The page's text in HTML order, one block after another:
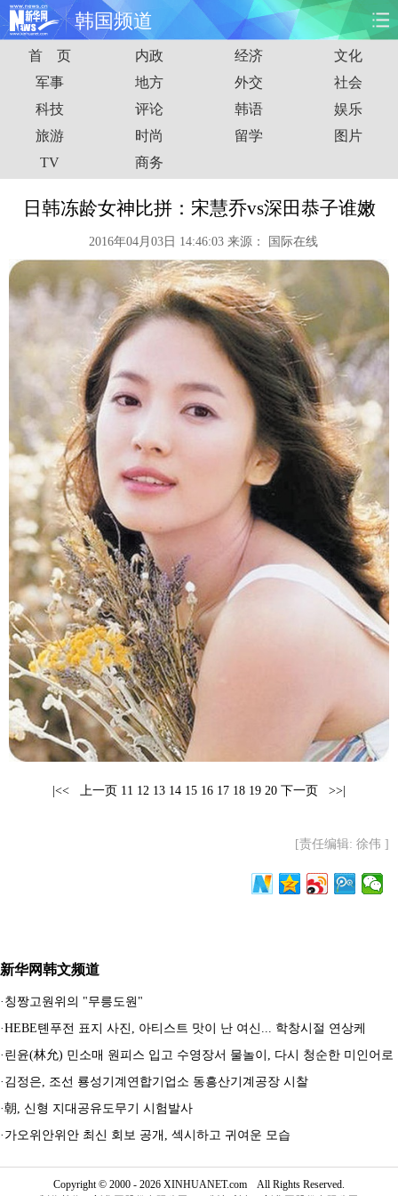
韩国频道
首页 时政 国际 财经
娱乐 体育 人事 教育
时尚 思客
港澳 台湾 华人 汽车
能源 房产
图片 视频 彩票
健康 信息化 数据
公益 军事 无人机
富媒体 新华广播
新华电视中文 新华电视英文 返回PC
首 页 内政 经济
文化
军事
地方 外交
社会
科技
评论 韩语
娱乐
旅游
时尚 留学
图片
TV
商务
日韩冻龄女神比拼：宋慧乔vs深田恭子谁嫩
2016年04月03日 14:46:03 来源： 国际在线
|<< 上一页 11 12 13 14 15 16 17 18 19 20 下一页 >>|
[责任编辑: 徐伟 ]
新华网韩文频道
· 칭짱고원위의 "무릉도원"
·HEBE톈푸전 표지 사진, 아티스트 맛이 난 여신... 학창시절 연상케
· 린윤(林允) 민소매 원피스 입고 수영장서 물놀이, 다시 청순한 미인어로
· 김정은, 조선 룡성기계연합기업소 동흥산기계공장 시찰
·朝, 신형 지대공유도무기 시험발사
· 가오위안위안 최신 회보 공개, 섹시하고 귀여운 모습
Copyright © 2000 - 2026 XINHUANET.com All Rights Reserved.